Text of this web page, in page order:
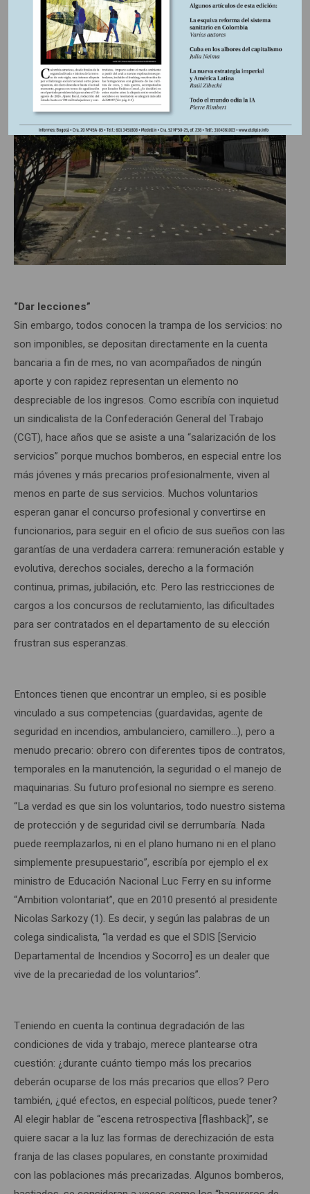
“Dar lecciones”
Sin embargo, todos conocen la trampa de los servicios: no
son imponibles, se depositan directamente en la cuenta
bancaria a fin de mes, no van acompañados de ningún
aporte y con rapidez representan un elemento no
despreciable de los ingresos. Como escribía con inquietud
un sindicalista de la Confederación General del Trabajo
(CGT), hace años que se asiste a una “salarización de los
servicios” porque muchos bomberos, en especial entre los
más jóvenes y más precarios profesionalmente, viven al
menos en parte de sus servicios. Muchos voluntarios
esperan ganar el concurso profesional y convertirse en
funcionarios, para seguir en el oficio de sus sueños con las
garantías de una verdadera carrera: remuneración estable y
evolutiva, derechos sociales, derecho a la formación
continua, primas, jubilación, etc. Pero las restricciones de
cargos a los concursos de reclutamiento, las dificultades
para ser contratados en el departamento de su elección
frustran sus esperanzas.
Entonces tienen que encontrar un empleo, si es posible
vinculado a sus competencias (guardavidas, agente de
seguridad en incendios, ambulanciero, camillero…), pero a
menudo precario: obrero con diferentes tipos de contratos,
temporales en la manutención, la seguridad o el manejo de
maquinarias. Su futuro profesional no siempre es sereno.
“La verdad es que sin los voluntarios, todo nuestro sistema
de protección y de seguridad civil se derrumbaría. Nada
puede reemplazarlos, ni en el plano humano ni en el plano
simplemente presupuestario”, escribía por ejemplo el ex
ministro de Educación Nacional Luc Ferry en su informe
“Ambition volontariat”, que en 2010 presentó al presidente
Nicolas Sarkozy (1). Es decir, y según las palabras de un
colega sindicalista, “la verdad es que el SDIS [Servicio
Departamental de Incendios y Socorro] es un dealer que
vive de la precariedad de los voluntarios”.
Teniendo en cuenta la continua degradación de las
condiciones de vida y trabajo, merece plantearse otra
cuestión: ¿durante cuánto tiempo más los precarios
deberán ocuparse de los más precarios que ellos? Pero
también, ¿qué efectos, en especial políticos, puede tener?
Al elegir hablar de “escena retrospectiva [flashback]”, se
quiere sacar a la luz las formas de derechización de esta
franja de las clases populares, en constante proximidad
con las poblaciones más precarizadas. Algunos bomberos,